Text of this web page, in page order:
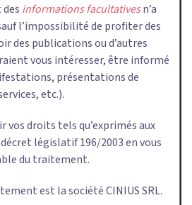
informations facultativesn’a
l’impossibilité de profiter des
des publications ou d’autres
vous intéresser, être informé
présentations de
etc.).
vos droits tels qu’exprimés aux
législatif 196/2003 en vous
du traitement.
est la société CINIUS SRL.